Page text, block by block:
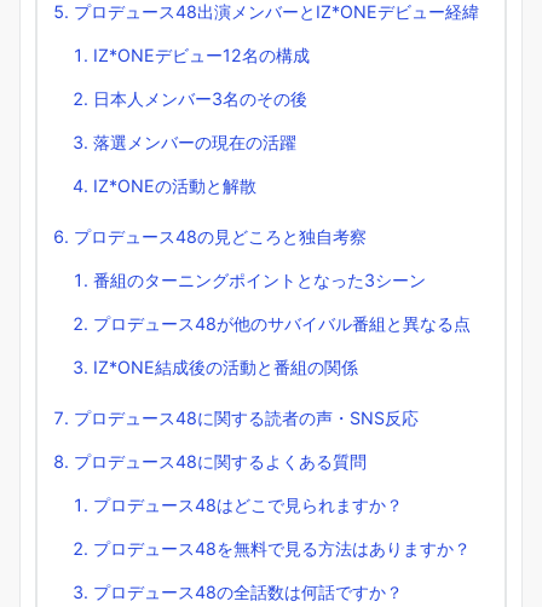
プロデュース48出演メンバーとIZ*ONEデビュー経緯
IZ*ONEデビュー12名の構成
日本人メンバー3名のその後
落選メンバーの現在の活躍
IZ*ONEの活動と解散
プロデュース48の見どころと独自考察
番組のターニングポイントとなった3シーン
プロデュース48が他のサバイバル番組と異なる点
IZ*ONE結成後の活動と番組の関係
プロデュース48に関する読者の声・SNS反応
プロデュース48に関するよくある質問
プロデュース48はどこで見られますか？
プロデュース48を無料で見る方法はありますか？
プロデュース48の全話数は何話ですか？